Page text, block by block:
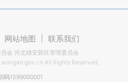
网站地图 联系我们
会 河北雄安新区管理委员会
All Rights Reserved.
码1399000001